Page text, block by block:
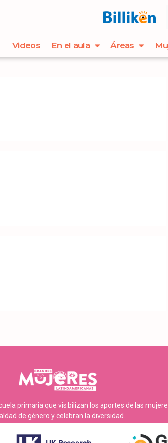
Videos En el aula Áreas
primaria que visibilizan los aportes de las
de género y celebran la diversidad.